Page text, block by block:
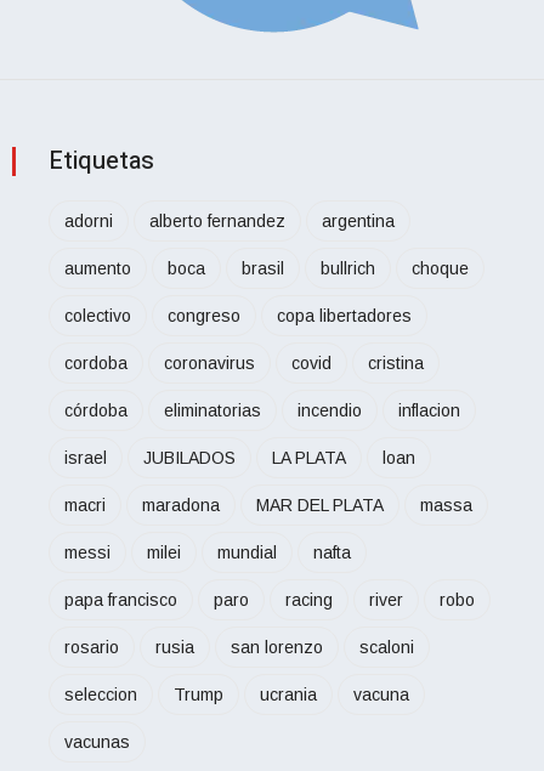
Etiquetas
adorni alberto fernandez argentina
aumento boca brasil bullrich choque
colectivo congreso copa libertadores
cordoba coronavirus covid cristina
córdoba eliminatorias incendio inflacion
israel JUBILADOS LA PLATA loan
macri maradona MAR DEL PLATA massa
messi milei mundial nafta
papa francisco paro racing river robo
rosario rusia san lorenzo scaloni
seleccion Trump ucrania vacuna
vacunas